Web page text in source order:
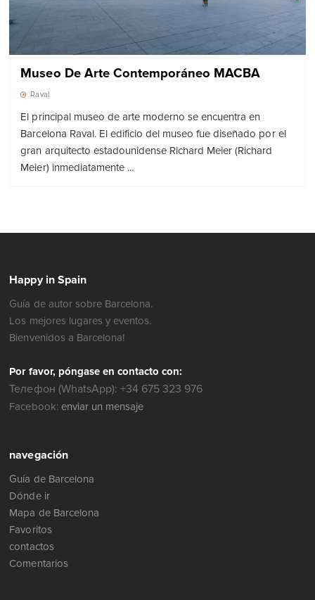
Museo De Arte Contemporáneo MACBA
Raval
El principal museo de arte moderno se encuentra en
Barcelona Raval. El edificio del museo fue diseñado por el
gran arquitecto estadounidense Richard Meier (Richard
Meier) inmediatamente ...
Happy in Spain
Guía de autor sobre Barcelona.
Los mejores lugares y eventos.
Bienvenidos a Barcelona!
Por favor, póngase en contacto con:
Телефон (WhatsApp): +34 675 323 976
Facebook: enviar un mensaje
navegación
Guía de Barcelona
Dónde ir
Mapa de Barcelona
Favoritos
contactos
Comentarios